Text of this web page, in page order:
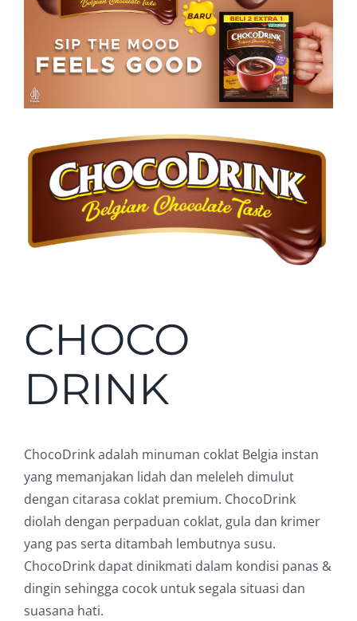
CHOCO
DRINK
ChocoDrink adalah minuman coklat Belgia instan
yang memanjakan lidah dan meleleh dimulut
dengan citarasa coklat premium. ChocoDrink
diolah dengan perpaduan coklat, gula dan krimer
yang pas serta ditambah lembutnya susu.
ChocoDrink dapat dinikmati dalam kondisi panas &
dingin sehingga cocok untuk segala situasi dan
suasana hati.